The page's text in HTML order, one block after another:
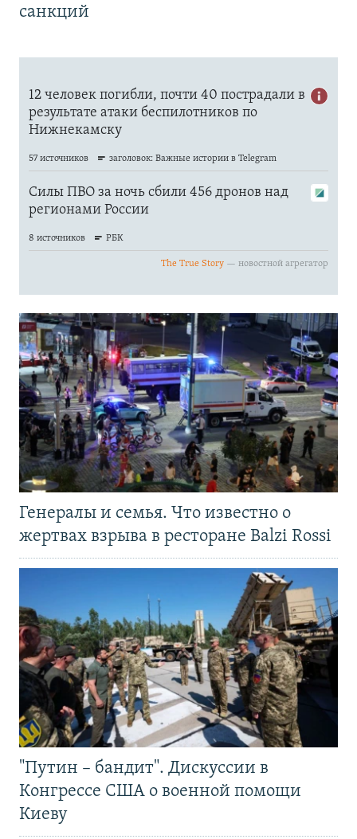
санкций
Генералы и семья. Что известно о
жертвах взрыва в ресторане Balzi Rossi
"Путин – бандит". Дискуссии в
Конгрессе США о военной помощи
Киеву